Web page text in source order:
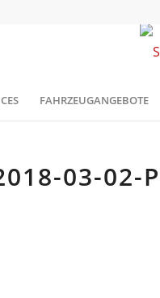
FAHRZEUGANGEBOTE
03-02-